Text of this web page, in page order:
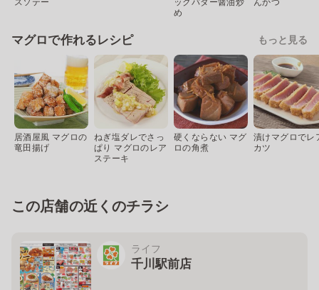
め
マグロで作れるレシピ もっと見る
居酒屋風 マグロの
竜田揚げ
ねぎ塩ダレでさっ
ぱり マグロのレア
ステーキ
硬くならない マグ
ロの角煮
漬けマグロでレ
カツ
この店舗の近くのチラシ
ライフ
千川駅前店